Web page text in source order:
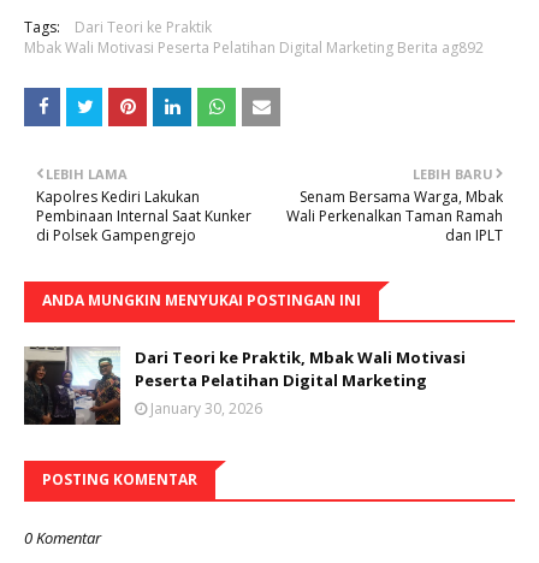
Tags:
Dari Teori ke Praktik
Mbak Wali Motivasi Peserta Pelatihan Digital Marketing Berita ag892
LEBIH BARU
Senam Bersama Warga, Mbak
Wali Perkenalkan Taman Ramah
dan IPLT
LEBIH LAMA
Kapolres Kediri Lakukan
Pembinaan Internal Saat Kunker
di Polsek Gampengrejo
ANDA MUNGKIN MENYUKAI POSTINGAN INI
Dari Teori ke Praktik, Mbak Wali Motivasi
Peserta Pelatihan Digital Marketing
January 30, 2026
POSTING KOMENTAR
0 Komentar